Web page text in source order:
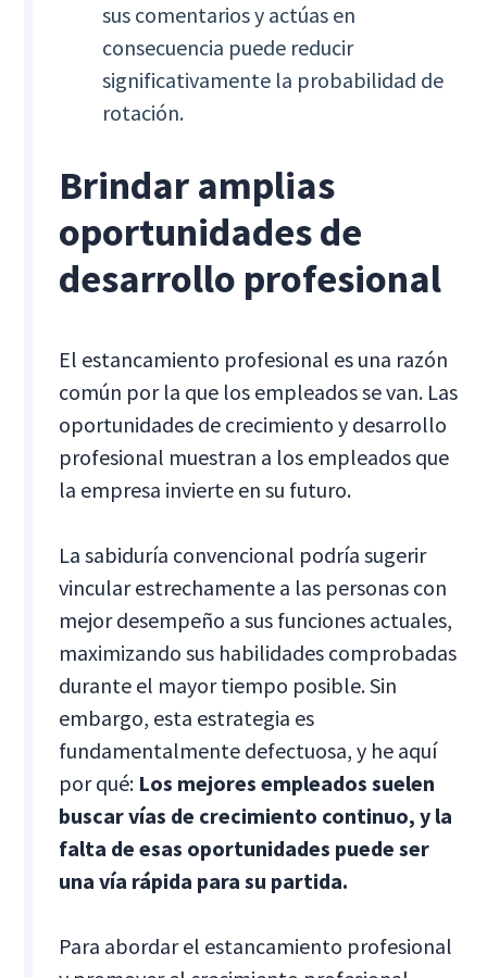
sus comentarios y actúas en
consecuencia puede reducir
significativamente la probabilidad de
rotación.
Brindar amplias
oportunidades de
desarrollo profesional
El estancamiento profesional es una razón
común por la que los empleados se van. Las
oportunidades de crecimiento y desarrollo
profesional muestran a los empleados que
la empresa invierte en su futuro.
La sabiduría convencional podría sugerir
vincular estrechamente a las personas con
mejor desempeño a sus funciones actuales,
maximizando sus habilidades comprobadas
durante el mayor tiempo posible. Sin
embargo, esta estrategia es
fundamentalmente defectuosa, y he aquí
por qué: Los mejores empleados suelen
buscar vías de crecimiento continuo, y la
falta de esas oportunidades puede ser
una vía rápida para su partida.
Para abordar el estancamiento profesional